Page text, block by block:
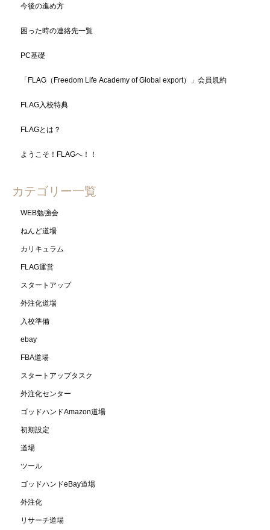
今後の進め方
困った時の連絡先一覧
PC基礎
「FLAG（Freedom Life Academy of Global export）」会員規約
FLAG入校特典
FLAGとは？
ようこそ！FLAGへ！！
カテゴリー一覧
WEB勉強会
ねんど道場
カリキュラム
FLAG運営
スタートアップ
外注化道場
入校準備
ebay
FBA道場
スタートアップタスク
外注化センター
ゴッドハンドAmazon道場
初期設定
道場
ツール
ゴッドハンドeBay道場
外注化
リサーチ道場